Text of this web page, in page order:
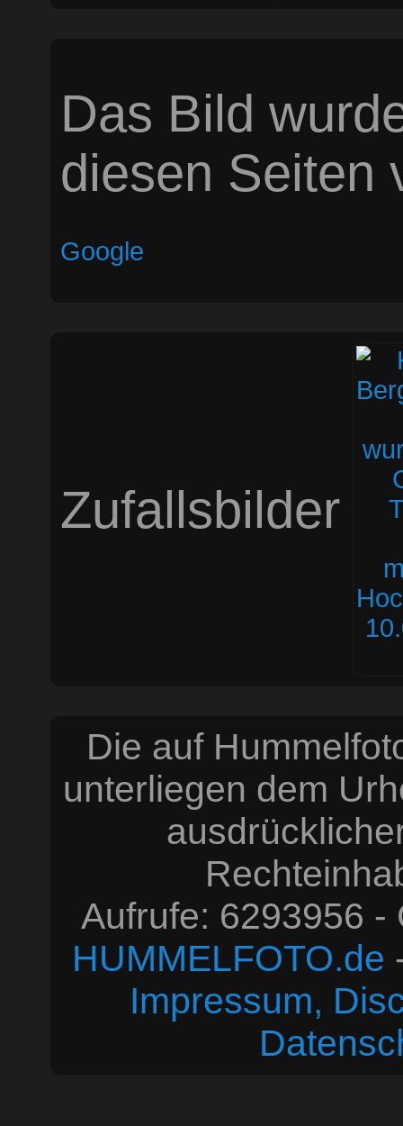
Das Bild
diesen Seiten
Google
Zufallsbilder
Die auf
unterliegen dem
Aufrufe: 6293956
HUMMELFOTO.de
Impressum,